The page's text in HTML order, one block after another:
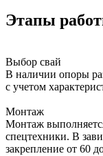
Этапы
Выбор свай
В наличии опоры
с учетом
Монтаж
Монтаж
спецтехники. В
закрепление от 60